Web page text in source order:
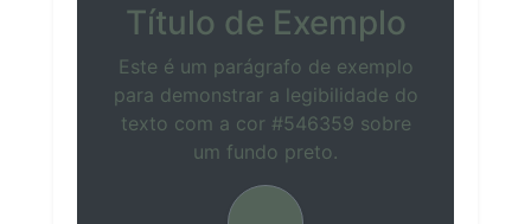
Título de Exemplo
Este é um parágrafo de exemplo
para demonstrar a legibilidade do
texto com a cor #546359 sobre
um fundo preto.